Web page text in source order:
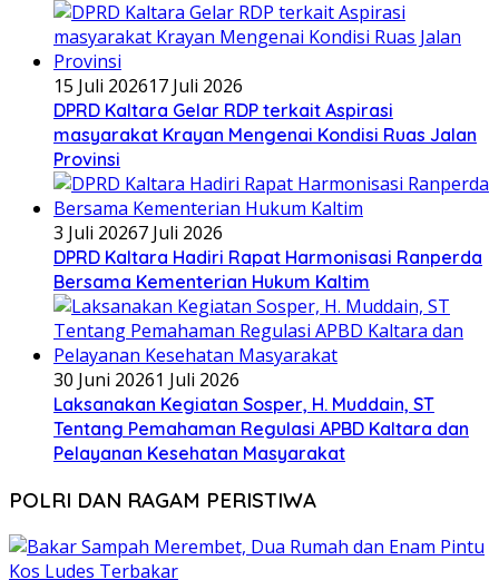
15 Juli 202617 Juli 2026
DPRD Kaltara Gelar RDP terkait Aspirasi
masyarakat Krayan Mengenai Kondisi Ruas Jalan
Provinsi
3 Juli 20267 Juli 2026
DPRD Kaltara Hadiri Rapat Harmonisasi Ranperda
Bersama Kementerian Hukum Kaltim
30 Juni 20261 Juli 2026
Laksanakan Kegiatan Sosper, H. Muddain, ST
Tentang Pemahaman Regulasi APBD Kaltara dan
Pelayanan Kesehatan Masyarakat
POLRI DAN RAGAM PERISTIWA